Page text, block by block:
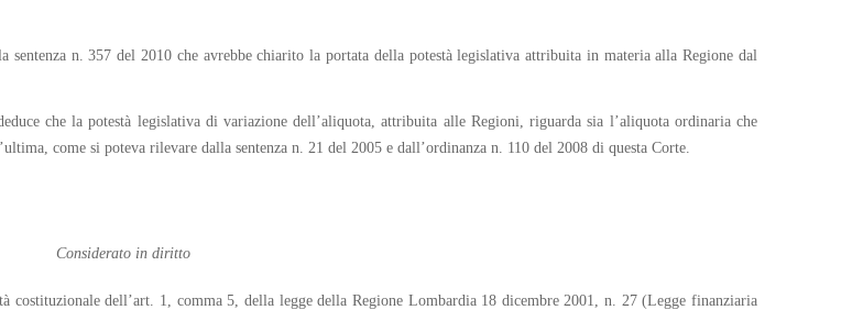
n. 357 del 2010 che avrebbe chiarito la portata della potestà legislativa attribuita in materia alla Regione dal
che la potestà legislativa di variazione dell’aliquota, attribuita alle Regioni, riguarda sia l’aliquota ordinaria che
come si poteva rilevare dalla sentenza n. 21 del 2005 e dall’ordinanza n. 110 del 2008 di questa Corte.
Considerato in diritto
dell’art. 1, comma 5, della legge della Regione Lombardia 18 dicembre 2001, n. 27 (Legge finanziaria